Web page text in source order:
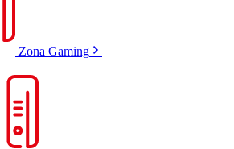
Zona Gaming